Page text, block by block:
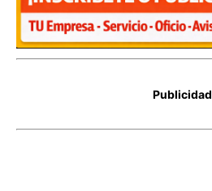
Publicidad